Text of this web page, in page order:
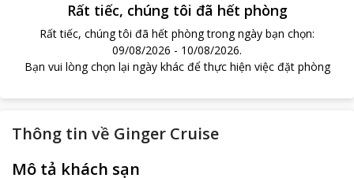
Rất tiếc, chúng tôi đã hết phòng
Rất tiếc, chúng tôi đã hết phòng trong ngày bạn chọn:
09/08/2026 - 10/08/2026.
Bạn vui lòng chọn lại ngày khác để thực hiện việc đặt phòng
Thông tin về Ginger Cruise
Mô tả khách sạn